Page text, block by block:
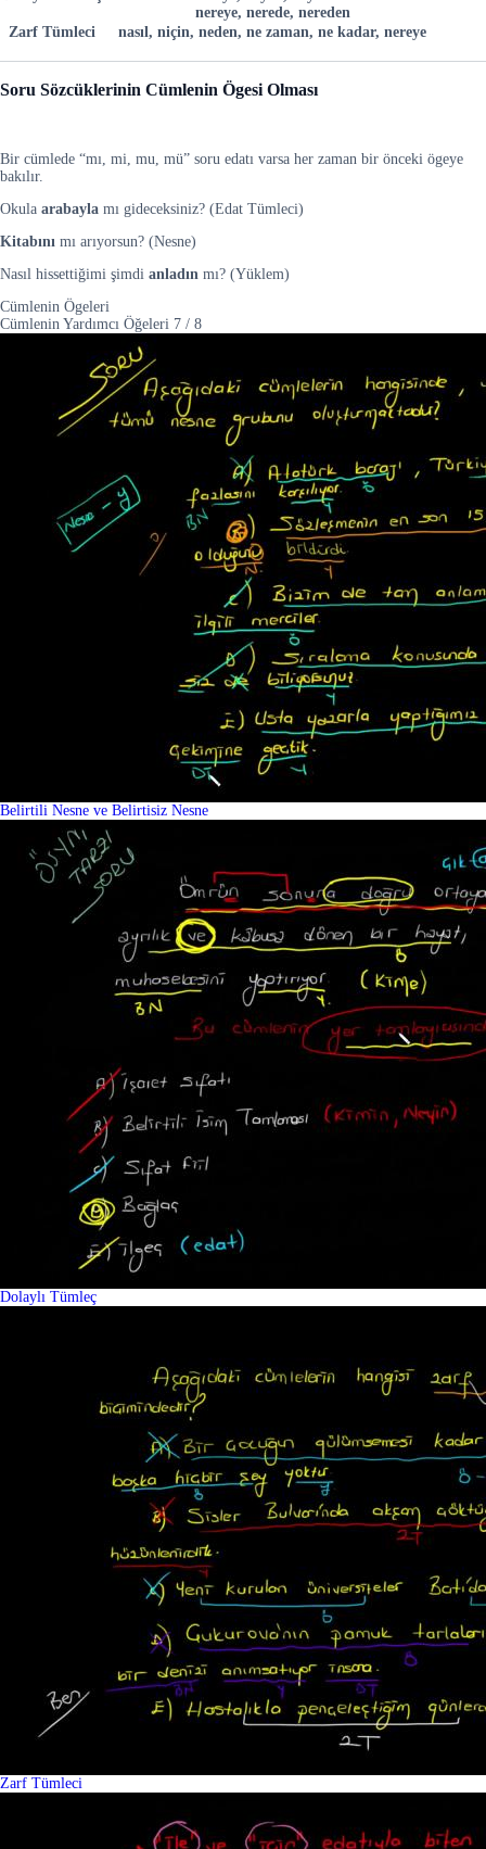
nereye, nerede, nereden
Zarf Tümleci
nasıl, niçin, neden, ne zaman, ne kadar, nereye
Soru Sözcüklerinin Cümlenin Ögesi Olması
Bir cümlede “mı, mi, mu, mü” soru edatı varsa her zaman bir önceki ögeye
bakılır.
Okula arabayla mı gideceksiniz? (Edat Tümleci)
Kitabını mı arıyorsun? (Nesne)
Nasıl hissettiğimi şimdi anladın mı? (Yüklem)
Cümlenin Ögeleri
Cümlenin Yardımcı Öğeleri 7 / 8
Belirtili Nesne ve Belirtisiz Nesne
Dolaylı Tümleç
Zarf Tümleci